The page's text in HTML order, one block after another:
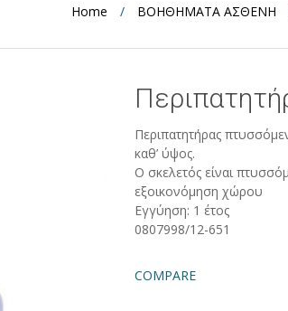
Home / ΒΟΗΘΗΜΑΤΑ ΑΣΘΕΝΗ
Περιπατητήρας
καθ’ ύψος.
Ο σκελετός είναι
εξοικονόμηση χώρου
Εγγύηση: 1 έτος
0807998/12-651
COMPARE